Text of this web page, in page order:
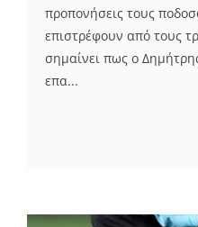
προπονήσεις τους
επιστρέφουν από τους
σημαίνει πως ο
επα...